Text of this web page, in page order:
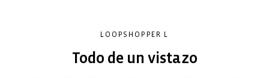
LOOPSHOPPER L
Todo de un vistazo